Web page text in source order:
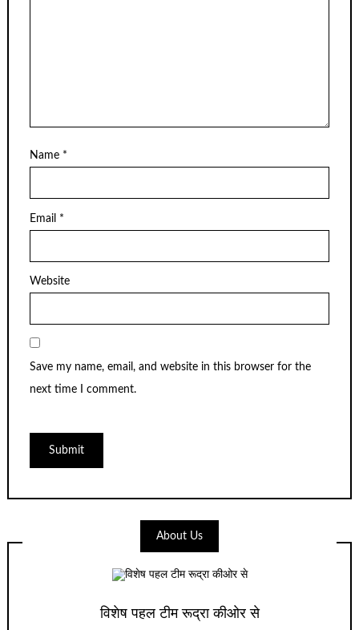
Name *
Email *
Website
Save my name, email, and website in this browser for the
next time I comment.
About Us
विशेष पहल टीम रूद्रा कीओर से